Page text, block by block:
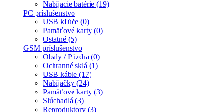
Nabíjacie batérie (19)
PC príslušenstvo
USB kľúče (0)
Pamäťové karty (0)
Ostatné (5)
GSM príslušenstvo
Obaly / Púzdra (0)
Ochranné sklá (1)
USB káble (17)
Nabíjačky (24)
Pamäťové karty (3)
Slúchadlá (3)
Reproduktory (3)